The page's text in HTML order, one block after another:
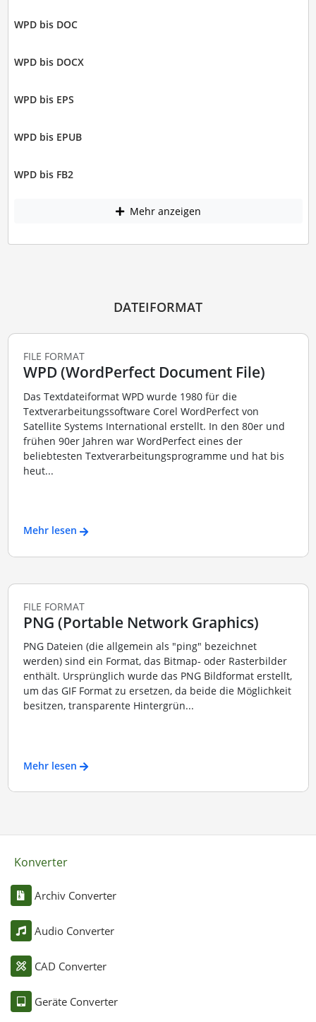
WPD bis DOC
WPD bis DOCX
WPD bis EPS
WPD bis EPUB
WPD bis FB2
Mehr anzeigen
DATEIFORMAT
FILE FORMAT
WPD (WordPerfect Document File)
Das Textdateiformat WPD wurde 1980 für die
Textverarbeitungssoftware Corel WordPerfect von
Satellite Systems International erstellt. In den 80er und
frühen 90er Jahren war WordPerfect eines der
beliebtesten Textverarbeitungsprogramme und hat bis
heut...
Mehr lesen
FILE FORMAT
PNG (Portable Network Graphics)
PNG Dateien (die allgemein als "ping" bezeichnet
werden) sind ein Format, das Bitmap- oder Rasterbilder
enthält. Ursprünglich wurde das PNG Bildformat erstellt,
um das GIF Format zu ersetzen, da beide die Möglichkeit
besitzen, transparente Hintergrün...
Mehr lesen
Konverter
Archiv Converter
Audio Converter
CAD Converter
Geräte Converter